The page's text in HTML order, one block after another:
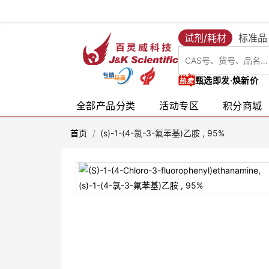
试剂/耗材 标准品
甄选即发·焕新价
全部产品分类 活动专区 积分商城
首页 / (s)-1-(4-氯-3-氟苯基)乙胺 , 95%